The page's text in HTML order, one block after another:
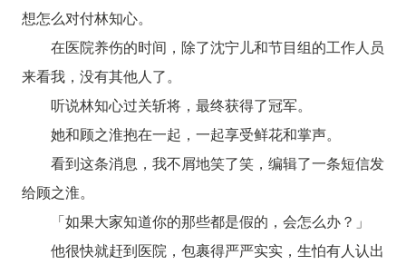
想怎么对付林知心。
在医院养伤的时间，除了沈宁儿和节目组的工作人员
来看我，没有其他人了。
听说林知心过关斩将，最终获得了冠军。
她和顾之淮抱在一起，一起享受鲜花和掌声。
看到这条消息，我不屑地笑了笑，编辑了一条短信发
给顾之淮。
「如果大家知道你的那些都是假的，会怎么办？」
他很快就赶到医院，包裹得严严实实，生怕有人认出